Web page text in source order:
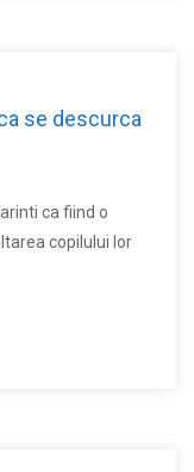
se descurca
ca fiind o
copilului lor